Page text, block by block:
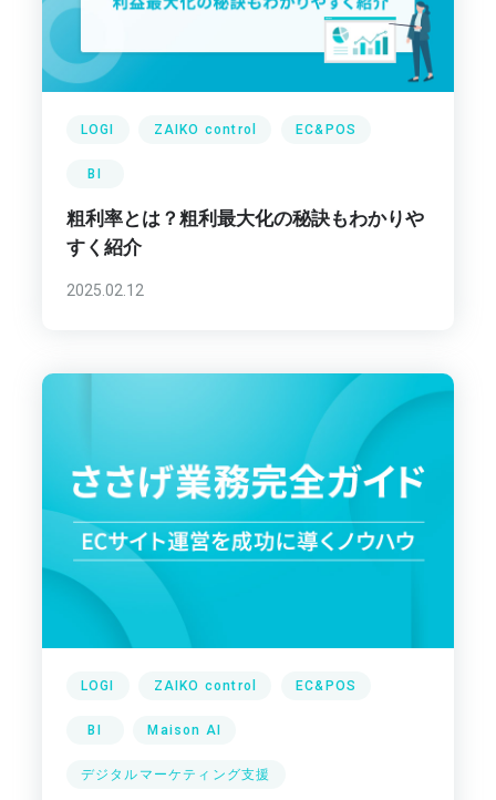
LOGI ZAIKO control EC&POS
BI
粗利率とは？粗利最大化の秘訣もわかりや
すく紹介
2025.02.12
LOGI ZAIKO control EC&POS
BI Maison AI
デジタルマーケティング支援